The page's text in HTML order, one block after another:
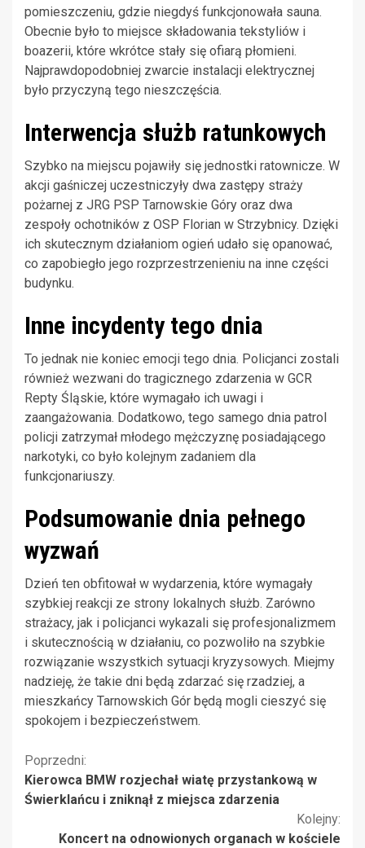
pomieszczeniu, gdzie niegdyś funkcjonowała sauna.
Obecnie było to miejsce składowania tekstyliów i
boazerii, które wkrótce stały się ofiarą płomieni.
Najprawdopodobniej zwarcie instalacji elektrycznej
było przyczyną tego nieszczęścia.
Interwencja służb ratunkowych
Szybko na miejscu pojawiły się jednostki ratownicze. W
akcji gaśniczej uczestniczyły dwa zastępy straży
pożarnej z JRG PSP Tarnowskie Góry oraz dwa
zespoły ochotników z OSP Florian w Strzybnicy. Dzięki
ich skutecznym działaniom ogień udało się opanować,
co zapobiegło jego rozprzestrzenieniu na inne części
budynku.
Inne incydenty tego dnia
To jednak nie koniec emocji tego dnia. Policjanci zostali
również wezwani do tragicznego zdarzenia w GCR
Repty Śląskie, które wymagało ich uwagi i
zaangażowania. Dodatkowo, tego samego dnia patrol
policji zatrzymał młodego mężczyznę posiadającego
narkotyki, co było kolejnym zadaniem dla
funkcjonariuszy.
Podsumowanie dnia pełnego
wyzwań
Dzień ten obfitował w wydarzenia, które wymagały
szybkiej reakcji ze strony lokalnych służb. Zarówno
strażacy, jak i policjanci wykazali się profesjonalizmem
i skutecznością w działaniu, co pozwoliło na szybkie
rozwiązanie wszystkich sytuacji kryzysowych. Miejmy
nadzieję, że takie dni będą zdarzać się rzadziej, a
mieszkańcy Tarnowskich Gór będą mogli cieszyć się
spokojem i bezpieczeństwem.
Kontynuuj
czytanie
Poprzedni:
Kierowca BMW rozjechał wiatę przystankową w
Świerklańcu i zniknął z miejsca zdarzenia
Kolejny:
Koncert na odnowionych organach w kościele